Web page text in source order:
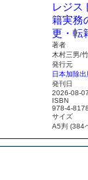
レジス
籍実務
更・転
著者
木村三男/
発行元
日本加除出
発刊日
2026-08-07
ISBN
978-4-
サイズ
A5判 (384